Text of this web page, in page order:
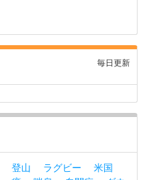
毎日更新
登山 ラグビー
米国